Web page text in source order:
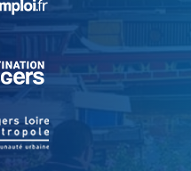
, Ouvre une nouvelle
, Ouvre une nouvelle